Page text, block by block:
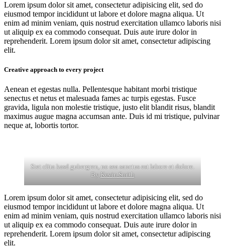
Lorem ipsum dolor sit amet, consectetur adipisicing elit, sed do
eiusmod tempor incididunt ut labore et dolore magna aliqua. Ut
enim ad minim veniam, quis nostrud exercitation ullamco laboris nisi
ut aliquip ex ea commodo consequat. Duis aute irure dolor in
reprehenderit. Lorem ipsum dolor sit amet, consectetur adipiscing
elit.
Creative approach to every project
Aenean et egestas nulla. Pellentesque habitant morbi tristique
senectus et netus et malesuada fames ac turpis egestas. Fusce
gravida, ligula non molestie tristique, justo elit blandit risus, blandit
maximus augue magna accumsan ante. Duis id mi tristique, pulvinar
neque at, lobortis tortor.
Stet clita kasd gubergren, no sea sanctus est labore et dolore.
ByKevin Smith
Lorem ipsum dolor sit amet, consectetur adipisicing elit, sed do
eiusmod tempor incididunt ut labore et dolore magna aliqua. Ut
enim ad minim veniam, quis nostrud exercitation ullamco laboris nisi
ut aliquip ex ea commodo consequat. Duis aute irure dolor in
reprehenderit. Lorem ipsum dolor sit amet, consectetur adipiscing
elit.